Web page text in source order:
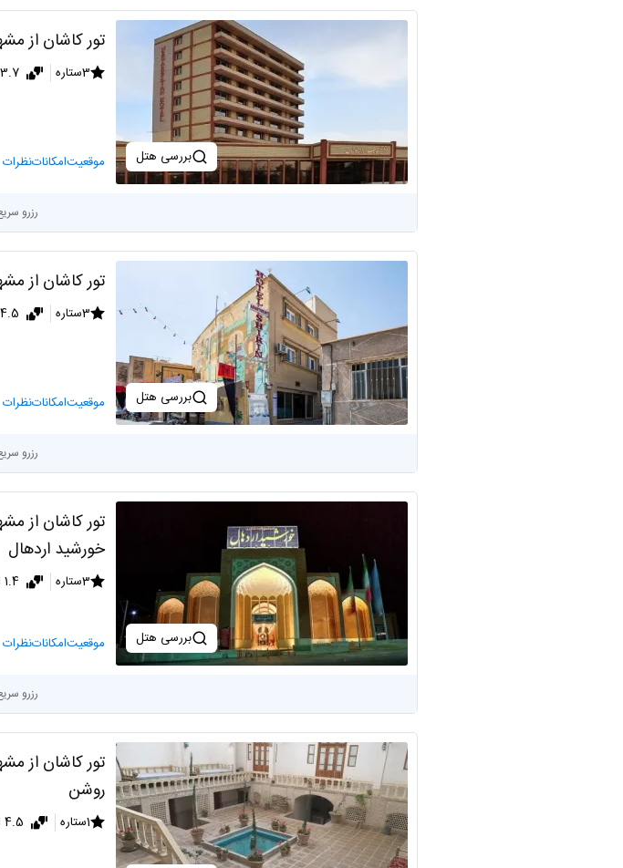
بررسی هتل
تور کاشان از
3ستاره 3.7 امتیاز
موقعیتامکاناتنظرات
رزرو
بررسی هتل
تور کاشان از
3ستاره 4.5 امتیاز
موقعیتامکاناتنظرات
رزرو
بررسی هتل
تور کاشان از
خورشید اردهال
3ستاره 1.4 امتیاز
موقعیتامکاناتنظرات
رزرو
تور کاشان از
روشن
1ستاره 4.5 امتیاز